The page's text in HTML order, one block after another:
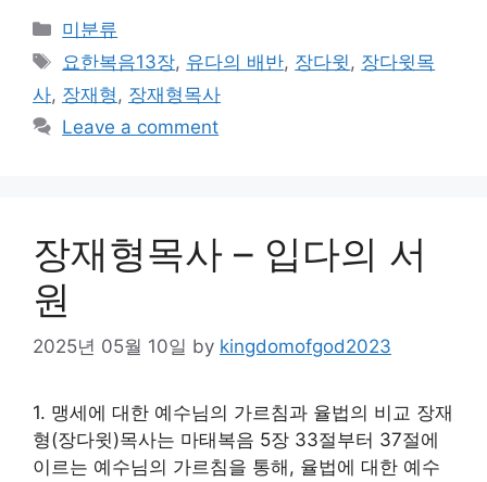
Categories
미분류
Tags
요한복음13장, 유다의 배반, 장다윗 , 장다윗목
사, 장재형 , 장재형목사
Leave a comment
장재형목사 – 입다의 서
원
2025년 05월 10일 by kingdomofgod2023
1. 맹세에 대한 예수님의 가르침과 율법의 비교 장재
형(장다윗)목사는 마태복음 5장 33절부터 37절에
이르는 예수님의 가르침을 통해, 율법에 대한 예수